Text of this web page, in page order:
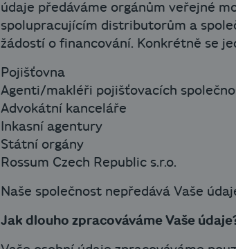
údaje předáváme orgánům veřejné
spolupracujícím distributorům a
žádostí o financování. Konkrétně se
Pojišťovna
Agenti/makléři pojišťovacích
Advokátní kanceláře
Inkasní agentury
Státní orgány
Rossum Czech Republic s.r.o.
Naše společnost nepředává Vaše
Jak dlouho zpracováváme Vaše